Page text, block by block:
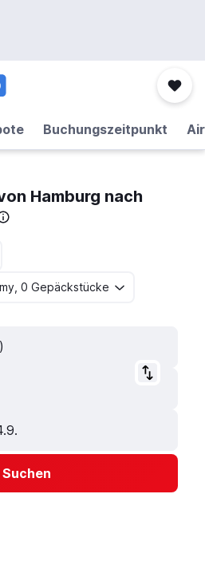
Buchungszeitpunkt
Hamburg nach
0 Gepäckstücke
Suchen